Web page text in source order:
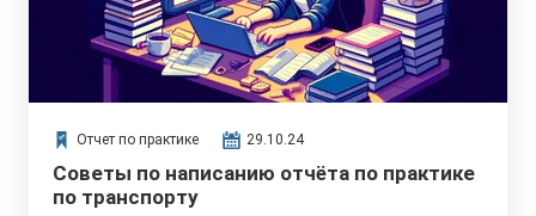
Отчет по практике 29.10.24
Советы по написанию отчёта по практике
по транспорту